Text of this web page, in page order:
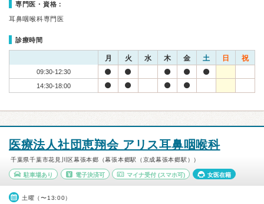
専門医・資格：
耳鼻咽喉科専門医
診療時間
月 火 水 木 金 土 日 祝
09:30-12:30
14:30-18:00
医療法人社団恵翔会 アリス耳鼻咽喉科
千葉県千葉市花見川区幕張本郷（幕張本郷駅（京成幕張本郷駅））
駐車場あり 電子決済可 マイナ受付 (スマホ可) 女医在籍
土曜（〜13:00）